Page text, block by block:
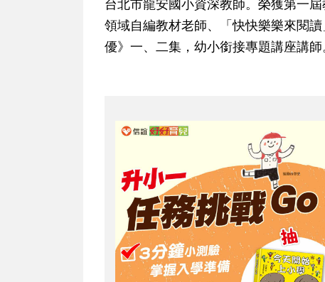
台北市龍安國小資深教師。榮獲第一
領域自編教材老師、「快快樂樂來閱
優》一、二集，幼小銜接專題講座講師